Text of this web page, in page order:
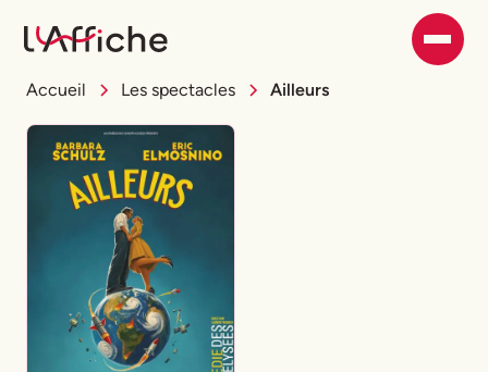
Accueil Les spectacles Ailleurs